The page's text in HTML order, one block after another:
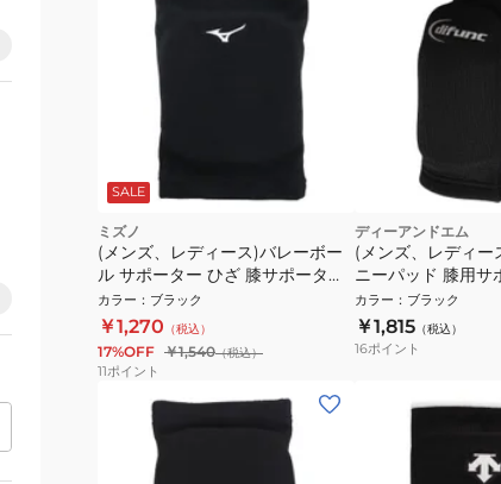
SALE
ミズノ
(メンズ、レディース)バレーボー
ル サポーター ひざ 膝サポーター
ソフトパッド有 1個入り
V2MYA00009
カラー ： ブラック
￥1,270 （税込）
17%OFF ￥1,540（税込）
11ポイント
ディーアンドエム
(メンズ、レディー
ニーパッド 膝用サ
D809BLK D809
カラー ： ブラック
￥1,815 （税込）
16ポイント